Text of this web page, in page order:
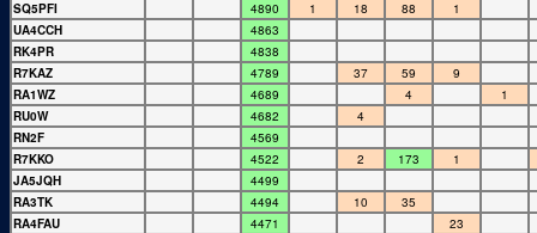
SQ5PFI
4890 1 18 88
1
UA4CCH
4863
RK4PR
4838
R7KAZ
4789 37 59
9
RA1WZ
4689 4
1
RU0W
4682
4
RN2F
4569
R7KKO
4522 2 173
1
JA5JQH
4499
RA3TK
4494 10
35
RA4FAU
4471
23